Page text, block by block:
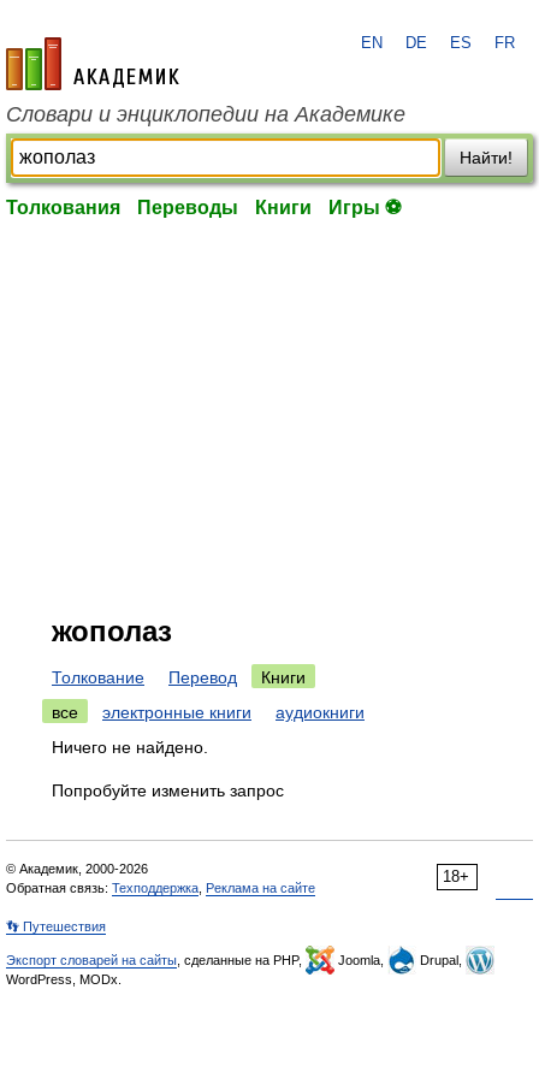
academic.ru
EN DE ES FR
Словари и энциклопедии на Академике
Найти!
Толкования Переводы Книги Игры ⚽
жополаз
Толкование Перевод
Книги
все
электронные книги
аудиокниги
Ничего не найдено.
Попробуйте изменить запрос
18+
© Академик, 2000-2026
Обратная связь: Техподдержка Реклама на сайте
👣 Путешествия
Экспорт словарей на сайты , сделанные на PHP, Joomla,
Drupal,
WordPress, MODx.